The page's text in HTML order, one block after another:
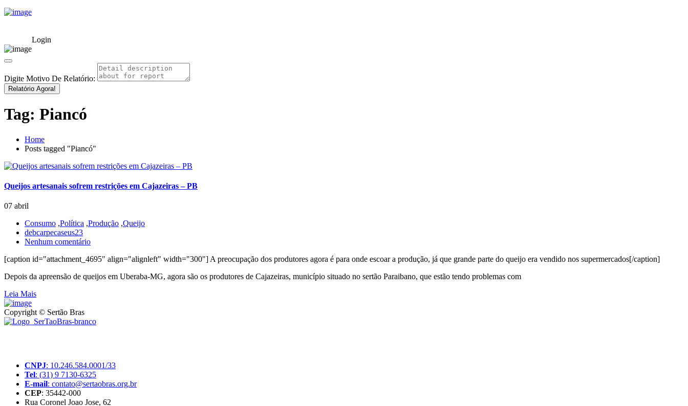
Login
Digite Motivo De Relatório:
Relatório Agora!
Tag: Piancó
Home
Posts tagged "Piancó"
Queijos artesanais sofrem restrições em Cajazeiras – PB
07 abril
Consumo ,Política ,Produção ,Queijo
debcarpecaseus23
Nenhum comentário
[caption id="attachment_4695" align="alignleft" width="300"] A preocupação dos produtores agora é para onde escoar a produção, já que grande parte do queijo era vendido nos supermercados[/caption]
Depois da apreensão de queijos em Uberaba-MG, agora são os produtores de Cajazeiras, município situado no sertão Paraibano, que estão tendo problemas com
Leia Mais
Copyright © Sertão Bras
CNPJ: 10.246.584.0001/33
Tel: (31) 9 7130-6325
E-mail: contato@sertaobras.org.br
CEP: 35442-000
Rua Coronel Joao Jose, 62